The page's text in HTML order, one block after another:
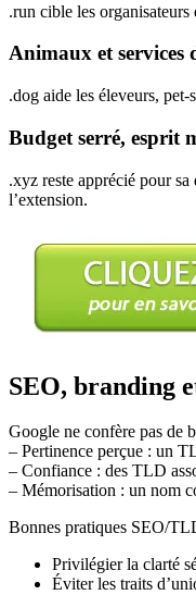
.run cible les organisateurs
Animaux et services
.dog aide les éleveurs,
Budget serré, esprit
.xyz reste apprécié pour
l’extension.
SEO, branding
Google ne confère pas de
– Pertinence perçue : un
– Confiance : des TLD
– Mémorisation : un nom
Bonnes pratiques SEO/
Privilégier la clarté
Éviter les traits